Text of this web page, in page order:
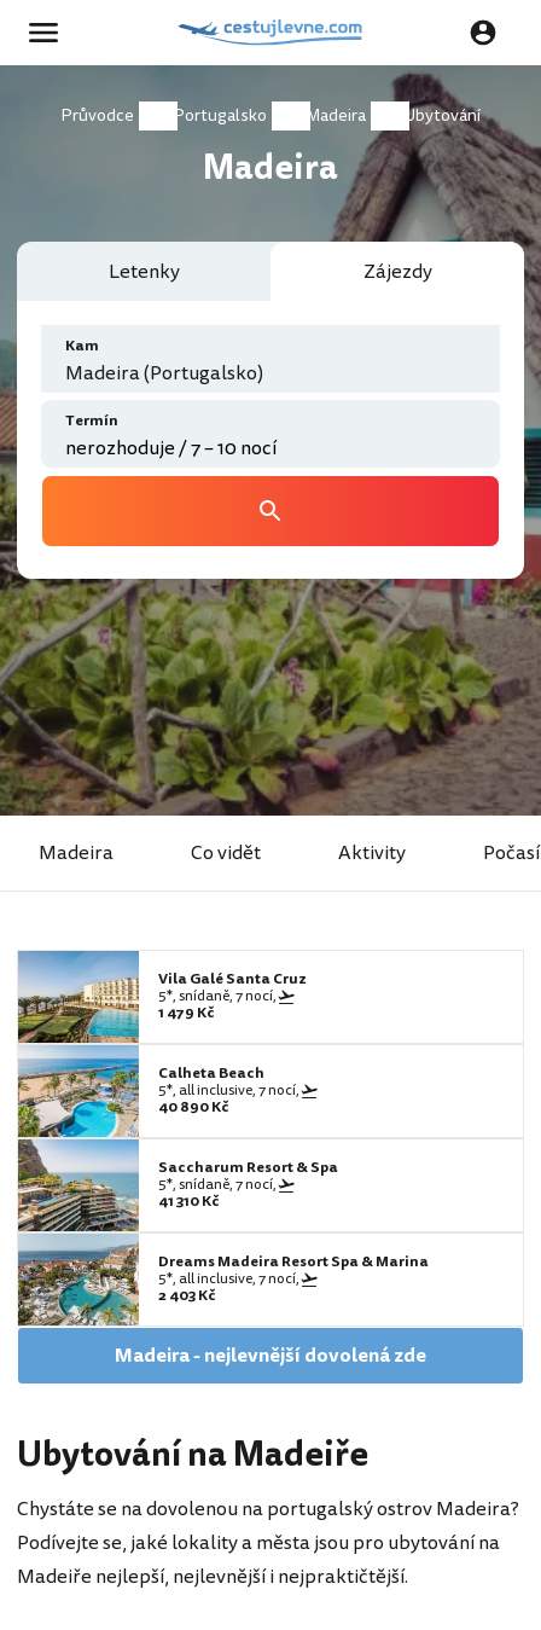
Průvodce Portugalsko Madeira Ubytování
Madeira
Letenky Zájezdy
Kam
Madeira (Portugalsko)
Termín
Madeira Co vidět Aktivity Počasí
Vila Galé Santa Cruz
5*, snídaně, 7 nocí,
1 479 Kč
Calheta Beach
5*, all inclusive, 7 nocí,
40 890 Kč
Saccharum Resort & Spa
5*, snídaně, 7 nocí,
41 310 Kč
Dreams Madeira Resort Spa & Marina
5*, all inclusive, 7 nocí,
2 403 Kč
Madeira - nejlevnější dovolená zde
Ubytování na Madeiře
Chystáte se na dovolenou na portugalský ostrov Madeira?
Podívejte se, jaké lokality a města jsou pro ubytování na
Madeiře nejlepší, nejlevnější i nejpraktičtější.